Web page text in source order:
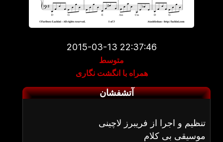
2015-03-13 22:37:46
متوسط
همراه با انگشت نگاری
آتشفشان
تنظیم و اجرا از فریبرز لاچینی
موسیقی بی کلام